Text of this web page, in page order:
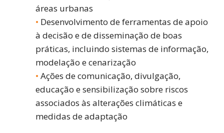
áreas urbanas
Desenvolvimento de ferramentas de apoio
à decisão e de disseminação de boas
práticas, incluindo sistemas de informação,
modelação e cenarização
Ações de comunicação, divulgação,
educação e sensibilização sobre riscos
associados às alterações climáticas e
medidas de adaptação